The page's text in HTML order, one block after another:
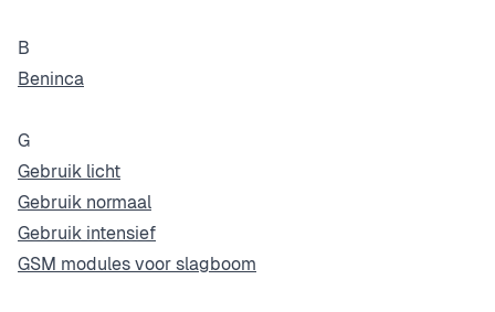
B
Beninca
G
Gebruik licht
Gebruik normaal
Gebruik intensief
GSM modules voor slagboom